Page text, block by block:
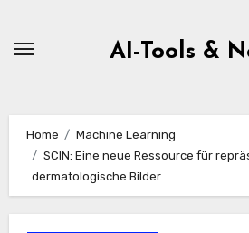
AI-Tools &
Home
Machine Learning
SCIN: Eine neue Ressource für
dermatologische Bilder